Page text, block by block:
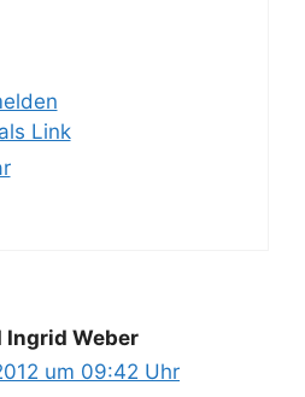
Link
Ingrid Weber
um 09:42 Uhr